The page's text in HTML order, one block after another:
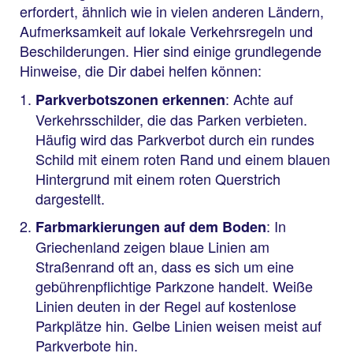
erfordert, ähnlich wie in vielen anderen Ländern,
Aufmerksamkeit auf lokale Verkehrsregeln und
Beschilderungen. Hier sind einige grundlegende
Hinweise, die Dir dabei helfen können:
Parkverbotszonen erkennen: Achte auf
Verkehrsschilder, die das Parken verbieten.
Häufig wird das Parkverbot durch ein rundes
Schild mit einem roten Rand und einem blauen
Hintergrund mit einem roten Querstrich
dargestellt.
Farbmarkierungen auf dem Boden: In
Griechenland zeigen blaue Linien am
Straßenrand oft an, dass es sich um eine
gebührenpflichtige Parkzone handelt. Weiße
Linien deuten in der Regel auf kostenlose
Parkplätze hin. Gelbe Linien weisen meist auf
Parkverbote hin.